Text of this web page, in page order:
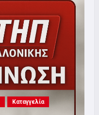
Καταγγελία